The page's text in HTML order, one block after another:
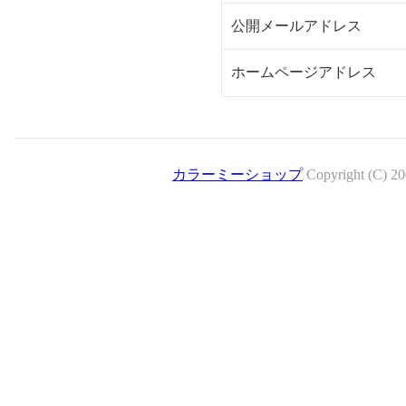
公開メールアドレス
ホームページアドレス
カラーミーショップCopyright (C)